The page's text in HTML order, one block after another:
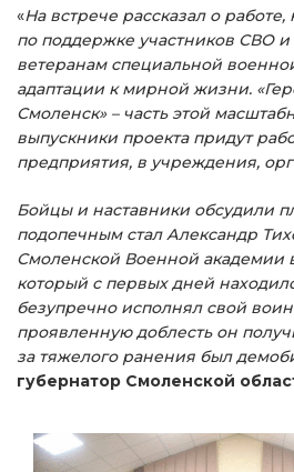
«На встрече рассказал о
по поддержке участников СВО
ветеранам специальной
адаптации к мирной жизни.
Смоленск» – часть этой
выпускники проекта придут
предприятия, в учреждения,
Бойцы и наставники обсудили
подопечным стал Александр
Смоленской Военной академии
который с первых дней
безупречно исполнял свой
проявленную доблесть он
за тяжелого ранения был
губернатор Смоленской